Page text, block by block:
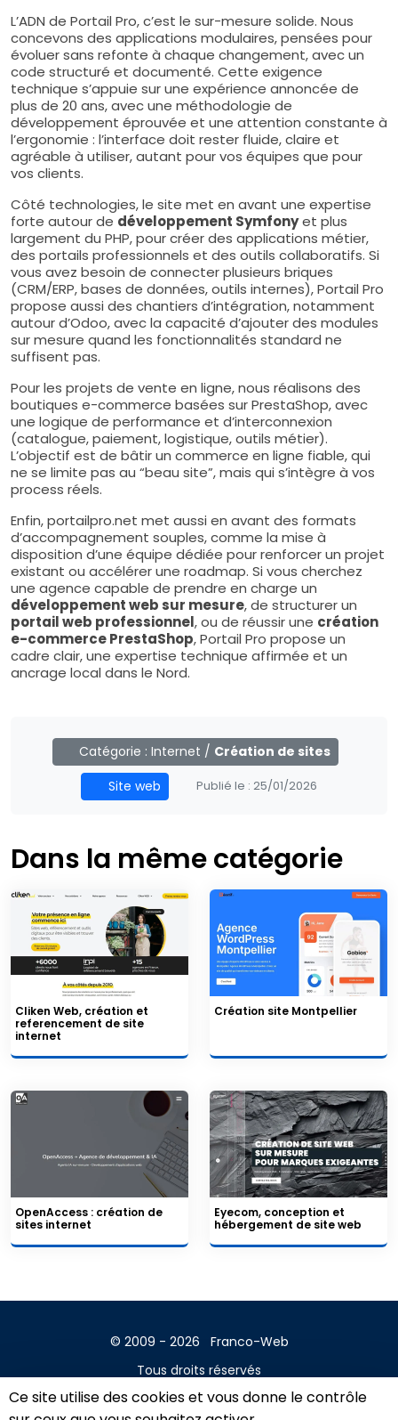
Ce site utilise des cookies et vous donne le contrôle
L’ADN de Portail Pro, c’est le sur-mesure solide. Nous
concevons des applications modulaires, pensées pour
évoluer sans refonte à chaque changement, avec un
code structuré et documenté. Cette exigence
technique s’appuie sur une expérience annoncée de
plus de 20 ans, avec une méthodologie de
développement éprouvée et une attention constante à
l’ergonomie : l’interface doit rester fluide, claire et
agréable à utiliser, autant pour vos équipes que pour
vos clients.
Côté technologies, le site met en avant une expertise
forte autour de développement Symfonyet plus
largement du PHP, pour créer des applications métier,
des portails professionnels et des outils collaboratifs. Si
vous avez besoin de connecter plusieurs briques
(CRM/ERP, bases de données, outils internes), Portail Pro
propose aussi des chantiers d’intégration, notamment
autour d’Odoo, avec la capacité d’ajouter des modules
sur mesure quand les fonctionnalités standard ne
suffisent pas.
Pour les projets de vente en ligne, nous réalisons des
boutiques e-commerce basées sur PrestaShop, avec
une logique de performance et d’interconnexion
(catalogue, paiement, logistique, outils métier).
L’objectif est de bâtir un commerce en ligne fiable, qui
ne se limite pas au “beau site”, mais qui s’intègre à vos
process réels.
Enfin, portailpro.net met aussi en avant des formats
d’accompagnement souples, comme la mise à
disposition d’une équipe dédiée pour renforcer un projet
existant ou accélérer une roadmap. Si vous cherchez
une agence capable de prendre en charge un
développement web sur mesure, de structurer un
portail web professionnel, ou de réussir une création
e-commerce PrestaShop, Portail Pro propose un
cadre clair, une expertise technique affirmée et un
ancrage local dans le Nord.
Catégorie :Internet / Création de sites
Site web
Publié le : 25/01/2026
Dans la même catégorie
Cliken Web, création et
referencement de site
internet
Création site Montpellier
OpenAccess : création de
sites internet
Eyecom, conception et
hébergement de site web
© 2009 - 2026
Franco-Web
Tous droits réservés
Contact